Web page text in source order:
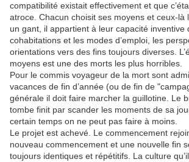
compatibilité existait effectivement et que
atroce. Chacun choisit ses moyens et ceux-là
un gant, il appartient à leur capacité inventive
cohabitations et les modes d’emploi, les
orientations vers des fins toujours diverses.
moyens est une des morts les plus horribles.
Pour le commis voyageur de la mort sont
vacances de fin d’année (ou de fin de
générale il doit faire marcher la guillotine. Le
tombe finit par scander les moments de sa
certain temps on ne peut pas faire à moins.
Le projet est achevé. Le commencement
nouveau commencement et une nouvelle fin
toujours identiques et répétitifs. La culture